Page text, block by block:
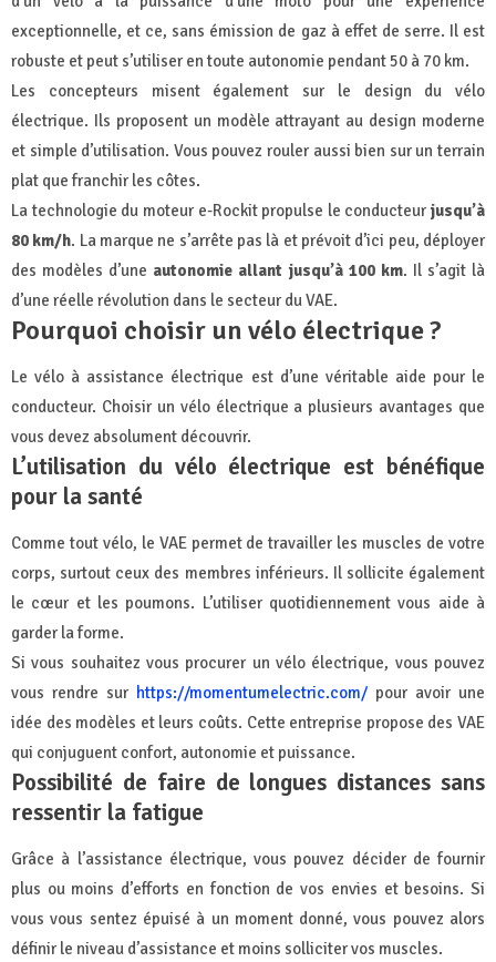
exceptionnelle, et ce, sans émission de gaz à effet de serre. Il est
robuste et peut s’utiliser en toute autonomie pendant 50 à 70 km.
Les concepteurs misent également sur le design du vélo
électrique. Ils proposent un modèle attrayant au design moderne
et simple d’utilisation. Vous pouvez rouler aussi bien sur un terrain
plat que franchir les côtes.
La technologie du moteur e-Rockit propulse le conducteur jusqu’à
80 km/h. La marque ne s’arrête pas là et prévoit d’ici peu, déployer
des modèles d’une autonomie allant jusqu’à 100 km. Il s’agit là
d’une réelle révolution dans le secteur du VAE.
Pourquoi choisir un vélo électrique ?
Le vélo à assistance électrique est d’une véritable aide pour le
conducteur. Choisir un vélo électrique a plusieurs avantages que
vous devez absolument découvrir.
L’utilisation du vélo électrique est bénéfique
pour la santé
Comme tout vélo, le VAE permet de travailler les muscles de votre
corps, surtout ceux des membres inférieurs. Il sollicite également
le cœur et les poumons. L’utiliser quotidiennement vous aide à
garder la forme.
Si vous souhaitez vous procurer un vélo électrique, vous pouvez
vous rendre sur https://momentumelectric.com/ pour avoir une
idée des modèles et leurs coûts. Cette entreprise propose des VAE
qui conjuguent confort, autonomie et puissance.
Possibilité de faire de longues distances sans
ressentir la fatigue
Grâce à l’assistance électrique, vous pouvez décider de fournir
plus ou moins d’efforts en fonction de vos envies et besoins. Si
vous vous sentez épuisé à un moment donné, vous pouvez alors
définir le niveau d’assistance et moins solliciter vos muscles.